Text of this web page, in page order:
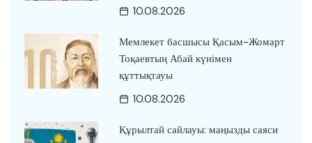
10.08.2026
Мемлекет басшысы Қасым-Жомарт
Тоқаевтың Абай күнімен
құттықтауы
10.08.2026
Құрылтай сайлауы: маңызды саяси